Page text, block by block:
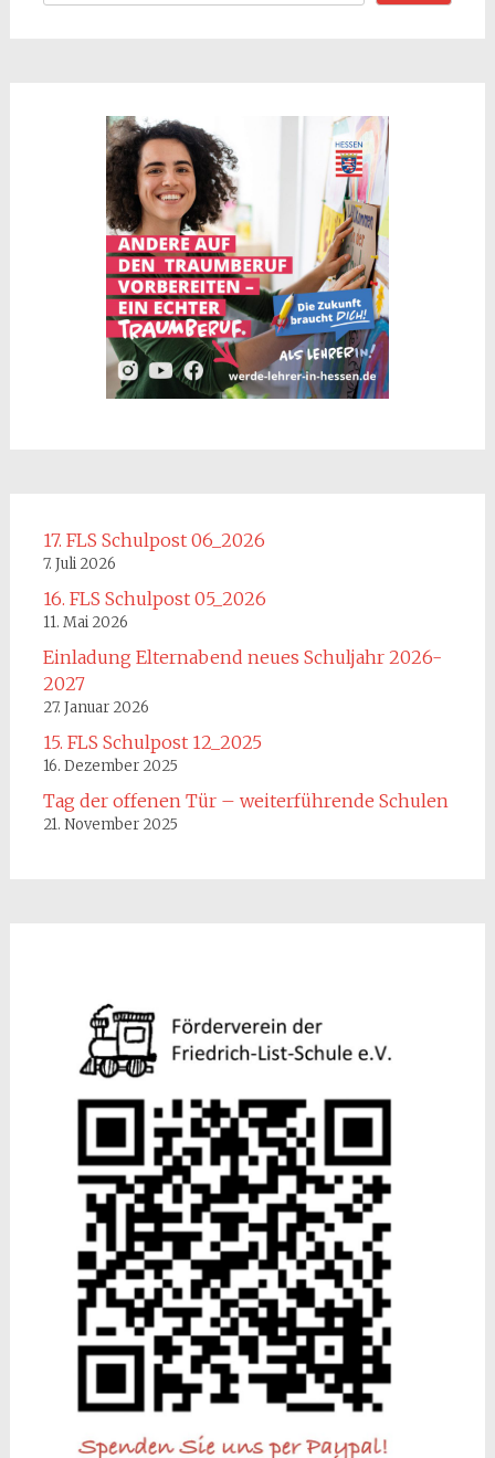
17. FLS Schulpost 06_2026
7. Juli 2026
16. FLS Schulpost 05_2026
11. Mai 2026
Einladung Elternabend neues Schuljahr 2026-
2027
27. Januar 2026
15. FLS Schulpost 12_2025
16. Dezember 2025
Tag der offenen Tür – weiterführende Schulen
21. November 2025